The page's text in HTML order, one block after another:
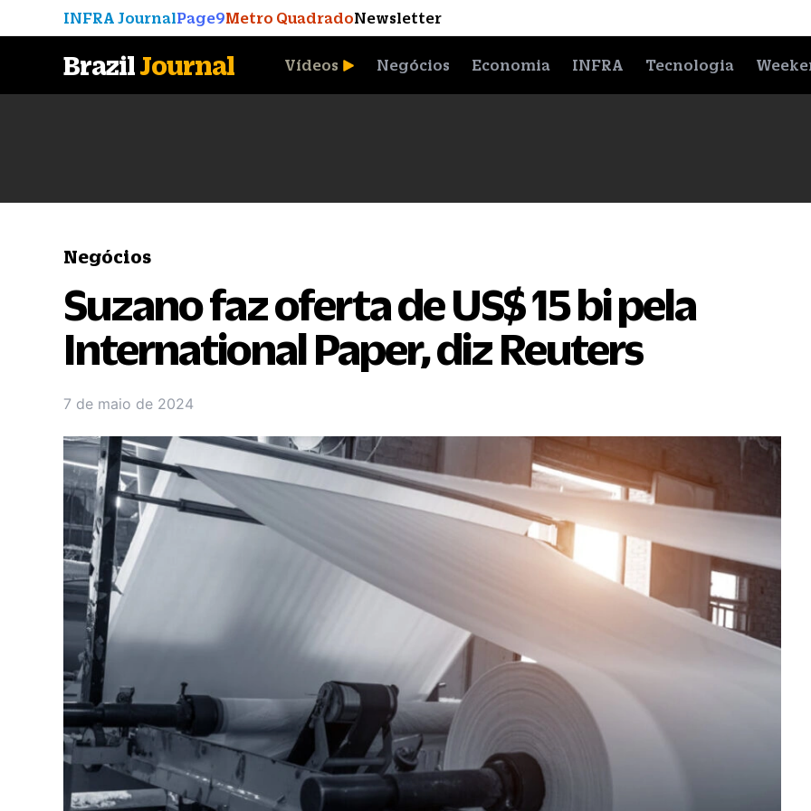
INFRA JournalPage9Metro QuadradoNewsletter
BrazilJournal Vídeos Negócios Economia INFRA Tecnologia
Negócios
Suzano faz oferta de US$ 15 bi pela
International Paper, diz Reuters
7 de maio de 2024